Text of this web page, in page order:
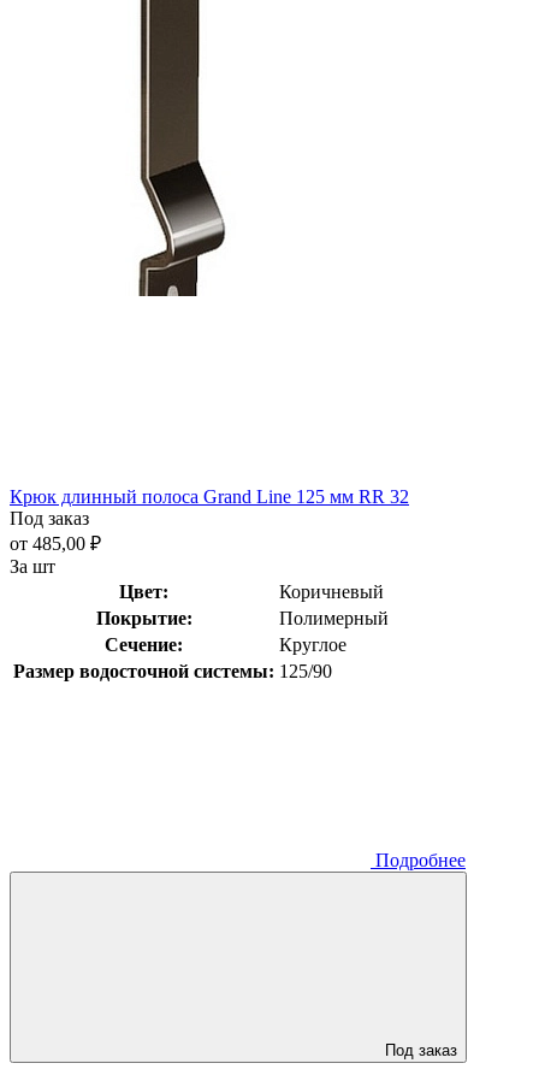
Крюк длинный полоса Grand Line 125 мм RR 32
Под заказ
от 485,00 ₽
За шт
Цвет:
Коричневый
Покрытие:
Полимерный
Сечение:
Круглое
Размер водосточной системы: 125/90
Подробнее
Под заказ